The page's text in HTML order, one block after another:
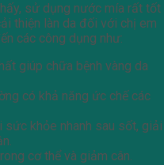
sử dụng nước mía rất tốt
thiện làn da đối với chị em
các công dụng như:
giúp chữa bệnh vàng da
có khả năng ức chế các
sức khỏe nhanh sau sốt, giải
cơ thể và giảm cân.